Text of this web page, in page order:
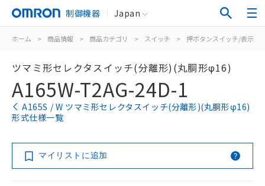
制御機器 Japan
ホーム > 商品情報 > 商品カテゴリ > スイッチ > 押ボタンスイッチ/表示灯
ツマミ形セレクタスイッチ(分離形)(丸胴形φ16)
A165W-T2AG-24D-1
A165S / W ツマミ形セレクタスイッチ(分離形)(丸胴形φ16)
形式仕様一覧
マイリストに追加